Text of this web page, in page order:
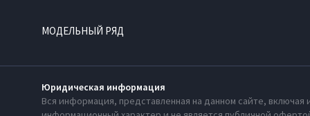
МОДЕЛЬНЫЙ РЯД
Юридическая информация
Вся информация, представленная на данном сайте,